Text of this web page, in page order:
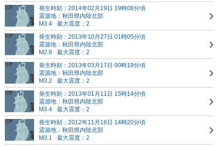
発生時刻：2014年02月19日 19時08分頃
震源地：秋田県内陸北部
M3.4
最大震度：2
発生時刻：2013年10月27日 01時05分頃
震源地：秋田県内陸北部
M2.8
最大震度：2
発生時刻：2013年03月17日 00時19分頃
震源地：秋田県内陸北部
M3.2
最大震度：2
発生時刻：2013年01月11日 15時14分頃
震源地：秋田県内陸北部
M3.4
最大震度：2
発生時刻：2012年11月16日 14時20分頃
震源地：秋田県内陸北部
M3.1
最大震度：2